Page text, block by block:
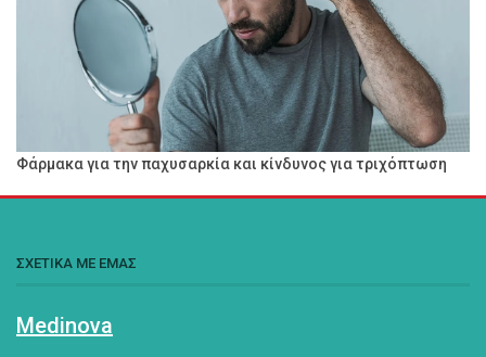
Φάρμακα για την παχυσαρκία και κίνδυνος για τριχόπτωση
ΣΧΕΤΙΚΑ ΜΕ ΕΜΑΣ
Medinova